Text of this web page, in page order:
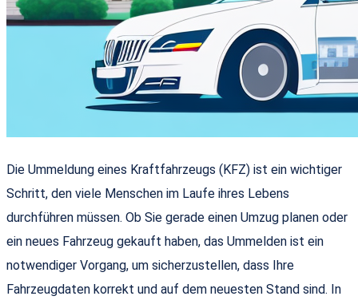
Die Ummeldung eines Kraftfahrzeugs (KFZ) ist ein wichtiger
Schritt, den viele Menschen im Laufe ihres Lebens
durchführen müssen. Ob Sie gerade einen Umzug planen oder
ein neues Fahrzeug gekauft haben, das Ummelden ist ein
notwendiger Vorgang, um sicherzustellen, dass Ihre
Fahrzeugdaten korrekt und auf dem neuesten Stand sind. In